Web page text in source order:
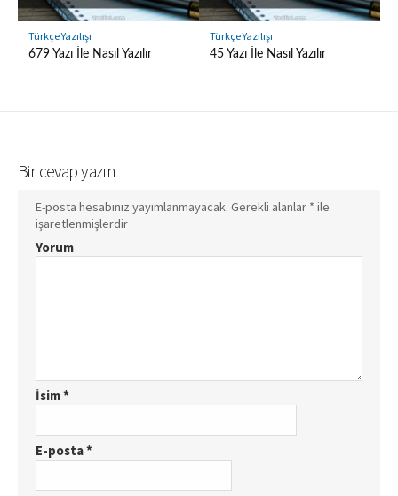
Türkçe Yazılışı
679 Yazı İle Nasıl Yazılır
Türkçe Yazılışı
45 Yazı İle Nasıl Yazılır
Bir cevap yazın
E-posta hesabınız yayımlanmayacak. Gerekli alanlar * ile
işaretlenmişlerdir
Yorum
İsim*
E-posta*